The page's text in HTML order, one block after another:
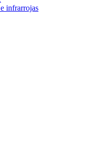
infrarrojas